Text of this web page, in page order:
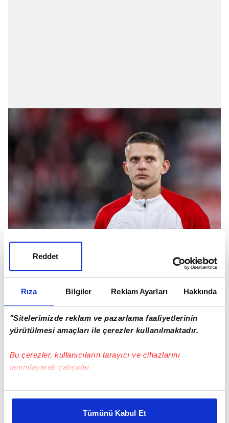
Rıza Bilgiler Reklam Ayarları Hakkında
"Sitelerimizde reklam ve pazarlama faaliyetlerinin
yürütülmesi amaçları ile çerezler kullanılmaktadır.
Bu çerezler, kullanıcıların tarayıcı ve cihazlarını
tanımlayarak çalışırlar.
Bu çerezlere izin vermeniz halinde sizlere özel
daha iyi reklam deneyimi yaşatabiliriz. Bunu yaparken
Tümünü Kabul Et
Reddet
Polonya'da kaptan Robert Lewandowskibaşta
olmak üzere birçok oyuncu, taraftarların isteklerini
kırmadı.